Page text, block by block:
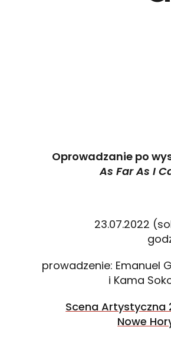
Oprowadzanie po
As Far As I
23.07.2022
prowadzenie: Emanuel
i Kama
Scena Artystyczna
Nowe